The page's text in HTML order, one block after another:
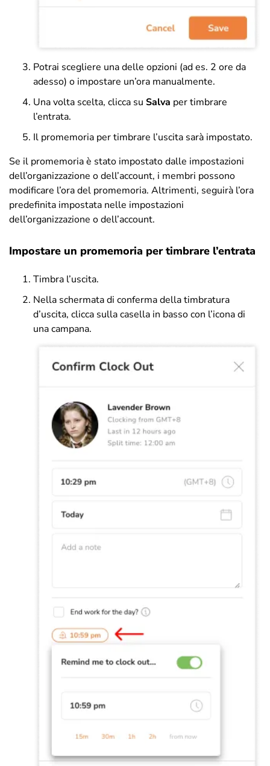
Potrai scegliere una delle opzioni (ad es. 2 ore da
adesso) o impostare un’ora manualmente.
Una volta scelta, clicca su Salva per timbrare
l’entrata.
Il promemoria per timbrare l’uscita sarà impostato.
Se il promemoria è stato impostato dalle impostazioni
dell’organizzazione o dell’account, i membri possono
modificare l’ora del promemoria. Altrimenti, seguirà l’ora
predefinita impostata nelle impostazioni
dell’organizzazione o dell’account.
Impostare un promemoria per timbrare l’entrata
Timbra l’uscita.
Nella schermata di conferma della timbratura
d’uscita, clicca sulla casella in basso con l’icona di
una campana.